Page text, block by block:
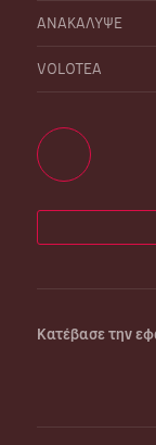
ΑΝΑΚΑΛΥΨΕ
VOLOTEA
Κατέβασε την